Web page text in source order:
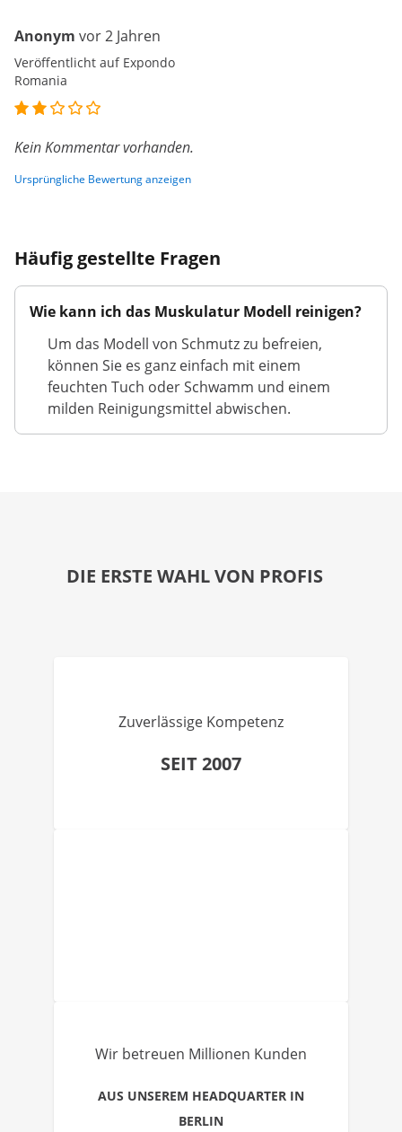
Anonym vor 2 Jahren
Veröffentlicht auf Expondo
Romania
Kein Kommentar vorhanden.
Ursprüngliche Bewertung anzeigen
Häufig gestellte Fragen
Wie kann ich das Muskulatur Modell reinigen?
Um das Modell von Schmutz zu befreien,
können Sie es ganz einfach mit einem
feuchten Tuch oder Schwamm und einem
milden Reinigungsmittel abwischen.
DIE ERSTE WAHL VON PROFIS
Zuverlässige Kompetenz
SEIT 2007
Wir betreuen Millionen Kunden
AUS UNSEREM HEADQUARTER IN
BERLIN